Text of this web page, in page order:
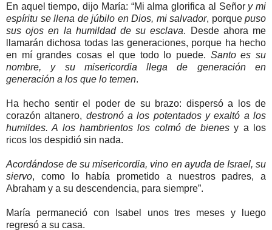
En aquel tiempo, dijo María: “Mi alma glorifica al Señor y mi
espíritu se llena de júbilo en Dios, mi salvador, porque puso
sus ojos en la humildad de su esclava. Desde ahora me
llamarán dichosa todas las generaciones, porque ha hecho
en mí grandes cosas el que todo lo puede. Santo es su
nombre, y su misericordia llega de generación en
generación a los que lo temen.
Ha hecho sentir el poder de su brazo: dispersó a los de
corazón altanero, destronó a los potentados y exaltó a los
humildes. A los hambrientos los colmó de bienes y a los
ricos los despidió sin nada.
Acordándose de su misericordia, vino en ayuda de Israel, su
siervo, como lo había prometido a nuestros padres, a
Abraham y a su descendencia, para siempre”.
María permaneció con Isabel unos tres meses y luego
regresó a su casa.